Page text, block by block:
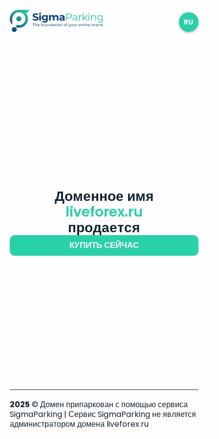
RU
Доменное имя
liveforex.ru
продается
КУПИТЬ СЕЙЧАС
2025 © Домен припаркован с помощью сервиса
SigmaParking | Сервис SigmaParking не является
администратором домена liveforex.ru